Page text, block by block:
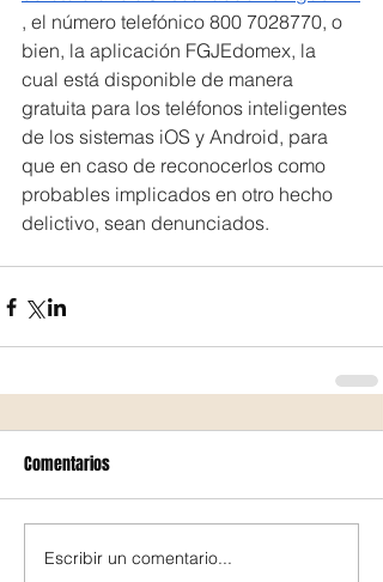
, el número telefónico 800 7028770, o
bien, la aplicación FGJEdomex, la
cual está disponible de manera
gratuita para los teléfonos inteligentes
de los sistemas iOS y Android, para
que en caso de reconocerlos como
probables implicados en otro hecho
delictivo, sean denunciados.
Comentarios
Escribir un comentario...